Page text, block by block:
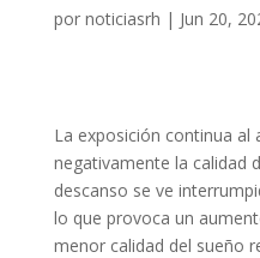
por noticiasrh | Jun 20,
La exposición continua al
negativamente la calidad
descanso se ve
lo que provoca un
menor calidad del sueño